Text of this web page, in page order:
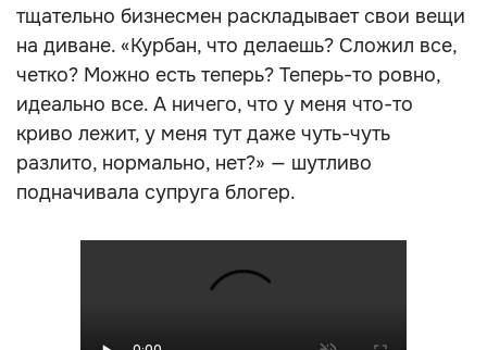
тщательно бизнесмен раскладывает свои вещи
на диване. «Курбан, что делаешь? Сложил все,
четко? Можно есть теперь? Теперь-то ровно,
идеально все. А ничего, что у меня что-то
криво лежит, у меня тут даже чуть-чуть
разлито, нормально, нет?» — шутливо
подначивала супруга блогер.